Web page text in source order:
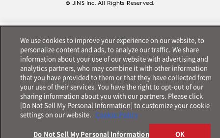
© JINS Inc. All Rights Reserved.
We use cookies to improve your experience on our website, to
personalize content and ads, to analyze our traffic. We share
information about your use of our website with advertising and
analytics partners, who may combine it with other information
that you have provided to them or that they have collected from
your use of their services. You have the right to opt-out of our
sharing information about you with our partners. Please click
[Do Not Sell My Personal Information] to customize your cookie
settings on our website. Cookie Policy
Do Not Sell My Personal Information OK